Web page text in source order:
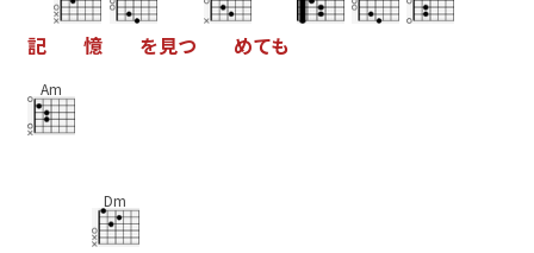
記 憶 を見つ めても
Am
Dm